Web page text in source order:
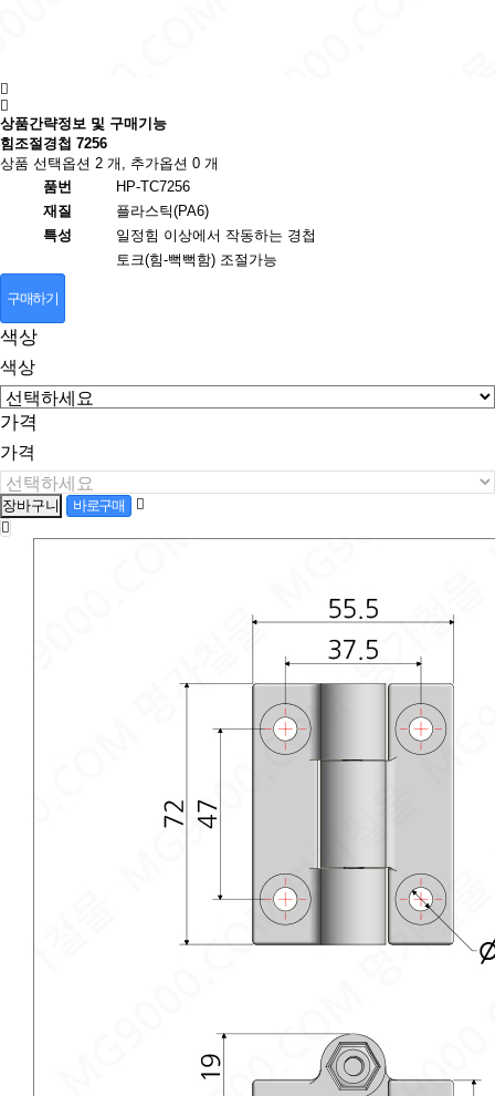
상품간략정보 및 구매기능
힘조절경첩 7256
상품 선택옵션 2 개, 추가옵션 0 개
품번
HP-TC7256
재질
플라스틱(PA6)
특성
일정힘 이상에서 작동하는 경첩
토크(힘-뻑뻑함) 조절가능
구매하기
색상
색상
가격
가격